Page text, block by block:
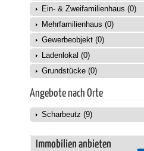
Ein- & Zweifamilienhaus (0)
Mehrfamilienhaus (0)
Gewerbeobjekt (0)
Ladenlokal (0)
Grundstücke (0)
Angebote nach Orte
Scharbeutz (9)